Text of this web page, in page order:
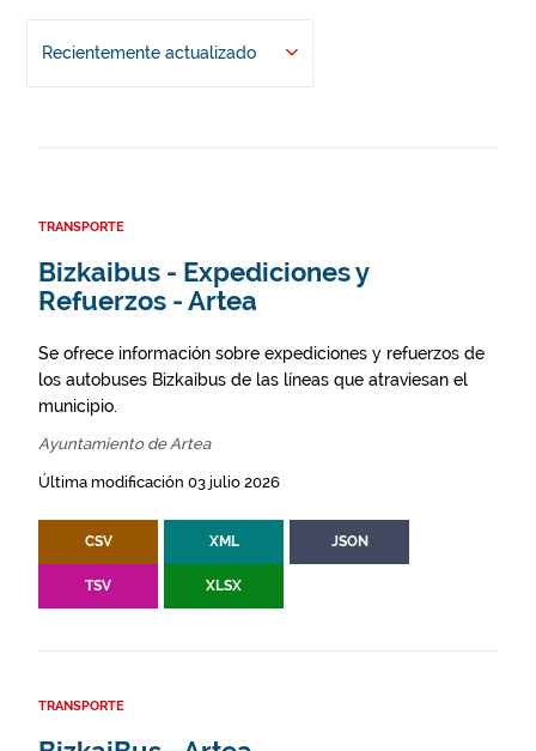
Recientemente actualizado
TRANSPORTE
Bizkaibus - Expediciones y
Refuerzos - Artea
Se ofrece información sobre expediciones y refuerzos de
los autobuses Bizkaibus de las líneas que atraviesan el
municipio.
Ayuntamiento de Artea
Última modificación 03 julio 2026
CSV XML JSON
TSV XLSX
TRANSPORTE